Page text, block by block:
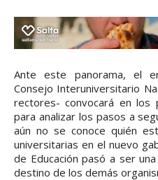
Ante este panorama, el
Consejo Interuniversitario
rectores- convocará en los
para analizar los pasos a
aún no se conoce quién
universitarias en el nuevo
de Educación pasó a ser
destino de los demás